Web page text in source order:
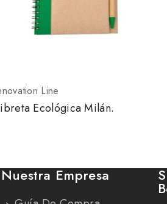
Line
Ecológica Milán.
Nuestra Empresa